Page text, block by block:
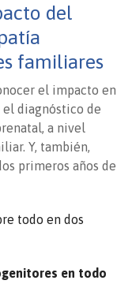
del
familiares
el impacto en
el diagnóstico de
a nivel
Y, también,
primeros años de
todo en dos
en todo